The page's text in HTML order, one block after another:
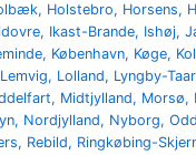
, Holstebro, Horsens,
, Ikast-Brande, Ishøj,
, København, Køge,
Lemvig, Lolland, Lyngby-
, Midtjylland, Morsø,
, Nordjylland, Nyborg,
, Rebild, Ringkøbing-